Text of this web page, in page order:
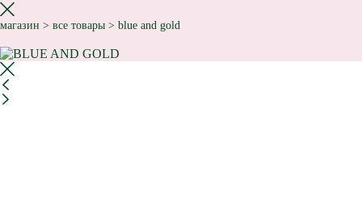
магазин > все товары > blue and gold